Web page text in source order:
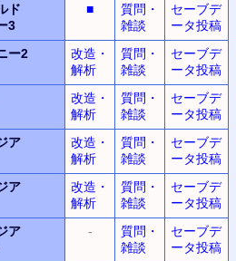
ド
3
■
質問・
雑談
セーブデ
ータ投稿
ー2
改造・
解析
質問・
雑談
セーブデ
ータ投稿
改造・
解析
質問・
雑談
セーブデ
ータ投稿
ア
改造・
解析
質問・
雑談
セーブデ
ータ投稿
ア
改造・
解析
質問・
雑談
セーブデ
ータ投稿
ア
-
質問・
雑談
セーブデ
ータ投稿